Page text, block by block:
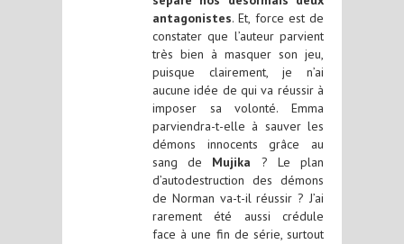
antagonistes. Et, force est de
constater que l’auteur parvient
très bien à masquer son jeu,
puisque clairement, je n’ai
aucune idée de qui va réussir à
imposer sa volonté. Emma
parviendra-t-elle à sauver les
démons innocents grâce au
sang de Mujika ? Le plan
d’autodestruction des démons
de Norman va-t-il réussir ? J’ai
rarement été aussi crédule
face à une fin de série, surtout